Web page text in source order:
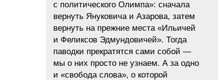
с политического Олимпа»: сначала
вернуть Януковича и Азарова, затем
вернуть на прежние места «Ильичей
и Феликсов Эдмундовичей». Тогда
паводки прекратятся сами собой —
мы о них просто не узнаем. А за одно
и «свобода слова», о которой